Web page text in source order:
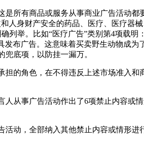
有商品或服务从事商业广告活动都
人身财产安全的药品、医疗、医疗器
列举。比如“医疗广告”类别第4项载
布广告。这意味着买卖野生动物成
底项，以防挂一漏万。
角色，在不得违反上述市场准入和
事广告活动作出了6项禁止内容或
，全部纳入其他禁止内容或情形进